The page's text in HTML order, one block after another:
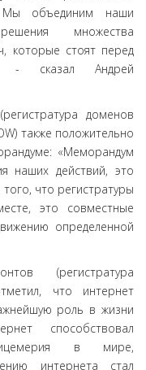
Мы объединим наши
множества
которые стоят перед
- сказал Андрей
доменов
также положительно
«Меморандум
наших действий, это
что регистратуры
это совместные
определенной
(регистратура
что интернет
роль в жизни
способствовал
в мире,
интернета стал